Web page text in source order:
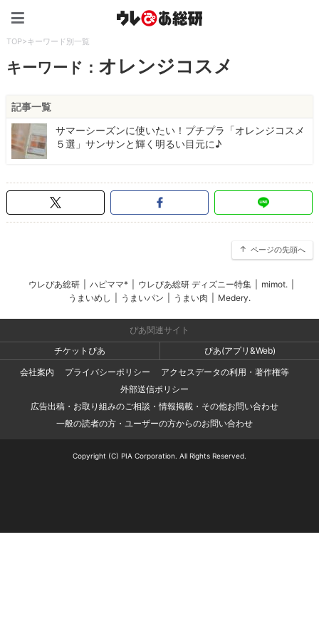
TOP>キーワード別一覧
キーワード： オレンジコスメ
記事一覧
サマーシーズンに使いたい！プチプラ「オレンジコスメ
５選」サンサンと輝く明るい目元に♪
ページの先頭へ
ウレぴあ総研 ハピママ* ウレぴあ総研 ディズニー特集 mimot.
うまいめし
うまいパン うまい肉 Medery.
ぴあ関連サイト
チケットぴあ
ぴあ(アプリ&Web)
会社案内
プライバシーポリシー
アクセスデータの利用・著作権等
外部送信ポリシー
広告出稿・お取り組みのご相談・情報掲載・その他お問い合わせ
一般の読者の方・ユーザーの方からのお問い合わせ
Copyright (C) PIA Corporation. All Rights Reserved.